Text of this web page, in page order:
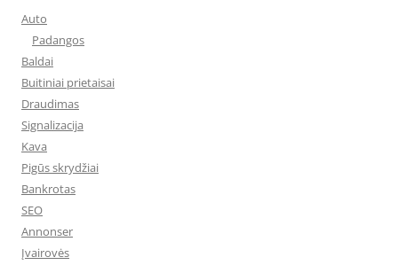
Auto
Padangos
Baldai
Buitiniai prietaisai
Draudimas
Signalizacija
Kava
Pigūs skrydžiai
Bankrotas
SEO
Annonser
Įvairovės